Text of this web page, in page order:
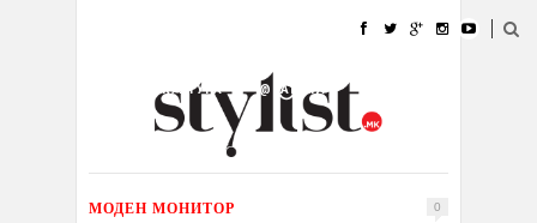
УБАВИНА
КУЛТУРА @РАБОТА
ИЗЛОГ
МОДЕН МОНИТОР 0